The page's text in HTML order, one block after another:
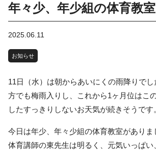
年々少、年少組の体育教室
2025.06.11
お知らせ
11日（水）は朝からあいにくの雨降りで
方でも梅雨入りし、これから1ヶ月位はこ
したすっきりしないお天気が続きそうです
今日は年少、年々少組の体育教室がありま
体育講師の東先生は明るく、元気いっぱい